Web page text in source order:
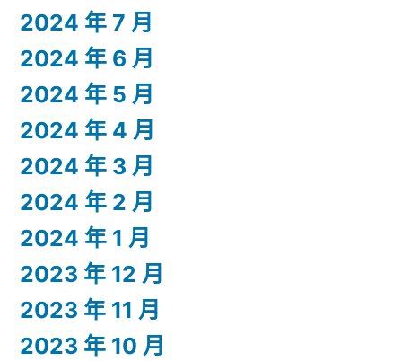
2024 年 7 月
2024 年 6 月
2024 年 5 月
2024 年 4 月
2024 年 3 月
2024 年 2 月
2024 年 1 月
2023 年 12 月
2023 年 11 月
2023 年 10 月